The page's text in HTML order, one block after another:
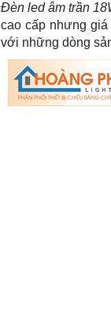
Đèn led âm trần
cao cấp nhưng
với những dòng